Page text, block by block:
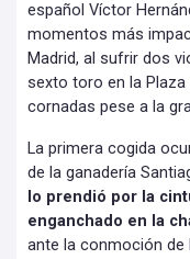
español Víctor
momentos más
Madrid, al sufrir dos
sexto toro en la Plaza
cornadas pese a la
La primera cogida
de la ganadería
lo prendió por la
enganchado en la
ante la conmoción de